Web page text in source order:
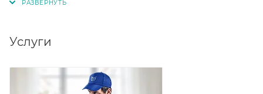
пространстве. Устойчивая конструкция на трёх
долговечность. Мягкое сиденье банкетки делает её
комфортной для отдыха.
Услуги